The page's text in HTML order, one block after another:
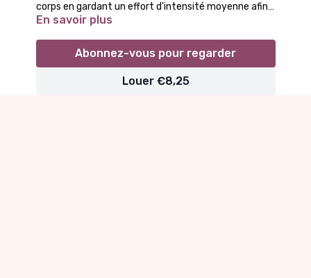
corps en gardant un effort d'intensité moyenne afin
d'augmenter votre endurance et brûler les calories. Il
accompagner un équilibre alimentaire ou en
complément des séances ciblées une fois par
En savoir plus
Abonnez-vous pour regarder
Louer €8,25